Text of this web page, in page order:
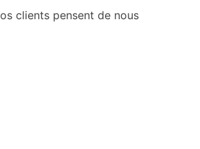
clients pensent de nous